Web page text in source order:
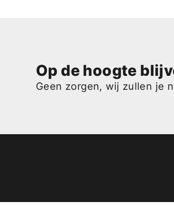
Op de hoogte
Geen zorgen, wij zullen je